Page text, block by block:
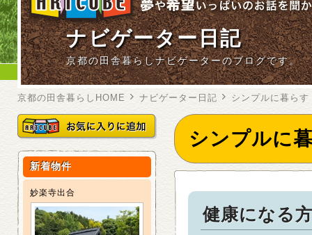
ナビゲーター日記
京都の田舎暮らしナビゲーターのブログです。
京都の田舎暮らしHOME ナビゲーター日記 シンプルに暮らす
シンプルに
健康になる
新着物件
妙楽寺出合